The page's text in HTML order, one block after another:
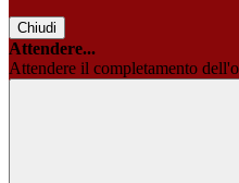
Chiudi
Attendere...
Attendere il completamento